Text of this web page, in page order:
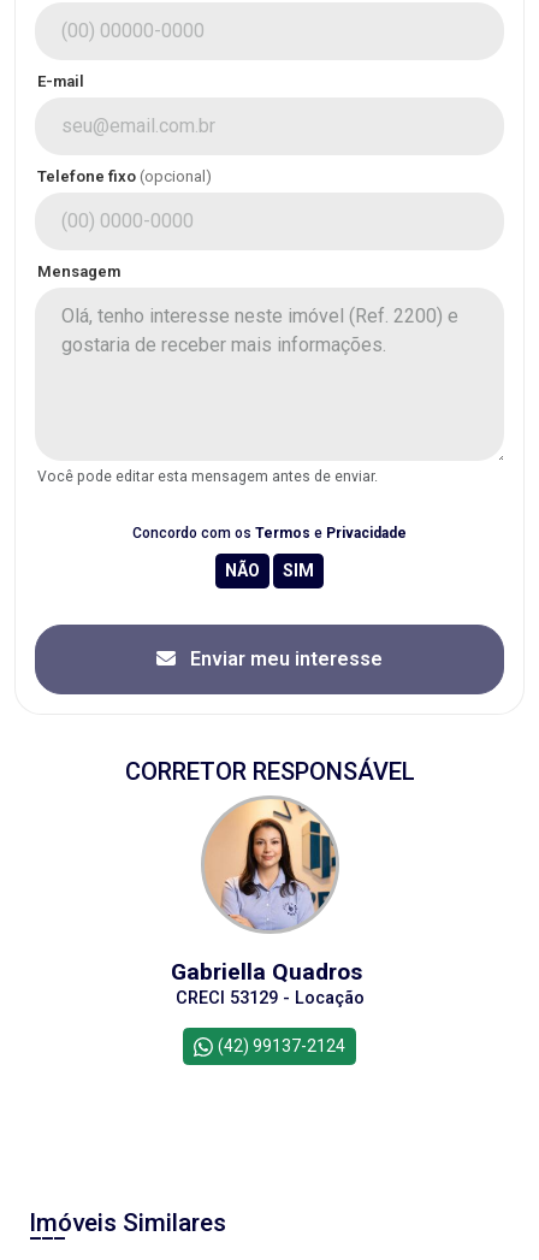
E-mail
Telefone fixo (opcional)
Mensagem
Você pode editar esta mensagem antes de enviar.
Concordo com os Termos e Privacidade
Enviar meu interesse
CORRETOR RESPONSÁVEL
Gabriella Quadros
CRECI 53129 - Locação
(42) 99137-2124
Imóveis Similares